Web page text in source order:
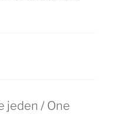
jeden / One